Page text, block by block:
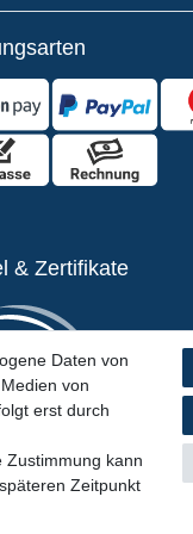
Daten von
von
erst durch
Zustimmung kann
Zeitpunkt
& Zertifikate